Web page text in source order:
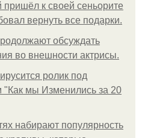
к своей сеньорите
вернуть все подарки.
обсуждать
во внешности актрисы.
ролик под
"Как мы Изменились за 20
набирают популярность